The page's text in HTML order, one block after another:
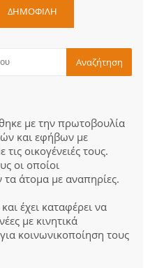
ΔΗΜΟΦΙΛΗ
με την πρωτοβουλία
και εφήβων με
οικογένειές τους.
οι οποίοι
τα άτομα με αναπηρίες.
έχει καταφέρει να
με κινητικά
κοινωνικοποίηση τους